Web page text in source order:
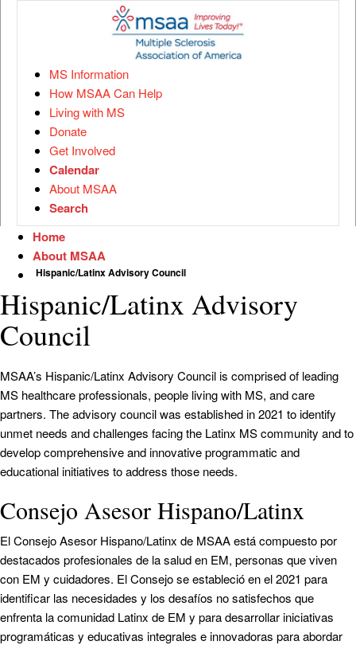
MS Information
How MSAA Can Help
Living with MS
Donate
Get Involved
Calendar
About MSAA
Search
Home
About MSAA
Hispanic/Latinx Advisory Council
Hispanic/Latinx Advisory
Council
MSAA’s Hispanic/Latinx Advisory Council is comprised of leading
MS healthcare professionals, people living with MS, and care
partners. The advisory council was established in 2021 to identify
unmet needs and challenges facing the Latinx MS community and to
develop comprehensive and innovative programmatic and
educational initiatives to address those needs.
Consejo Asesor Hispano/Latinx
El Consejo Asesor Hispano/Latinx de MSAA está compuesto por
destacados profesionales de la salud en EM, personas que viven
con EM y cuidadores. El Consejo se estableció en el 2021 para
identificar las necesidades y los desafíos no satisfechos que
enfrenta la comunidad Latinx de EM y para desarrollar iniciativas
programáticas y educativas integrales e innovadoras para abordar